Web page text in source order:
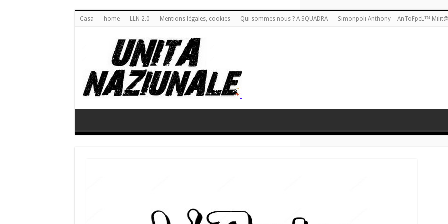
Casa home LLN 2.0 Mentions légales, cookies Qui sommes nous ? A SQUADRA Simonpoli Anthony – AnToFpcL™